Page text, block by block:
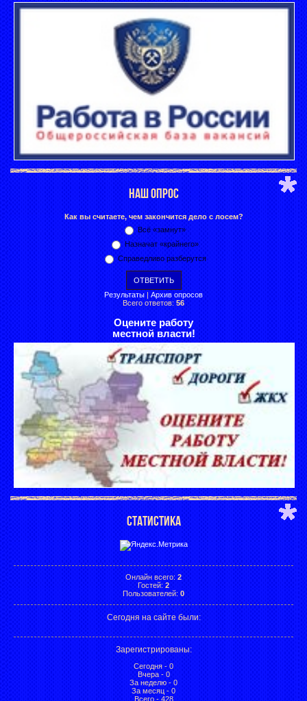
НАШ ОПРОС
Как вы считаете, чем закончится дело с лосем?
Всё «замнут»
Назначат «крайнего»
Справедливо разберутся
Результаты | Архив опросов
Всего ответов: 56
Оцените работу
местной власти!
СТАТИСТИКА
Онлайн всего: 2
Гостей: 2
Пользователей: 0
Сегодня на сайте были:
Зарегистрированы:
Сегодня - 0
Вчера - 0
За неделю - 0
За месяц - 0
Всего - 428